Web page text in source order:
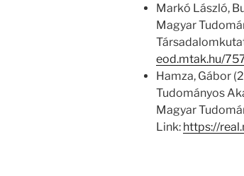
Markó László,
Magyar
eod.mtak.hu/
Hamza, Gábor
Tudományos
Magyar
Link: https://